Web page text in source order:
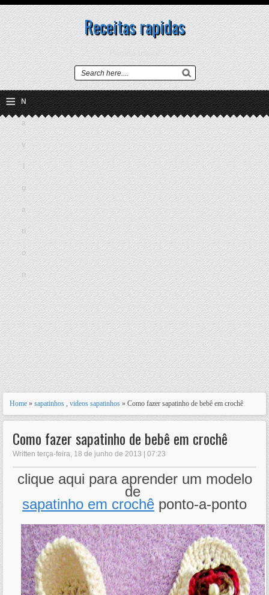
Receitas rapidas
Página Inicial
≡ N
a
v
i
g
a
ti
o
n
Home » sapatinhos , videos sapatinhos » Como fazer sapatinho de bebê em crochê
Como fazer sapatinho de bebê em crochê
Written terça-feira, 18 de junho de 2013 | 07:23
clique aqui para aprender um modelo
de
sapatinho em crochê ponto-a-ponto